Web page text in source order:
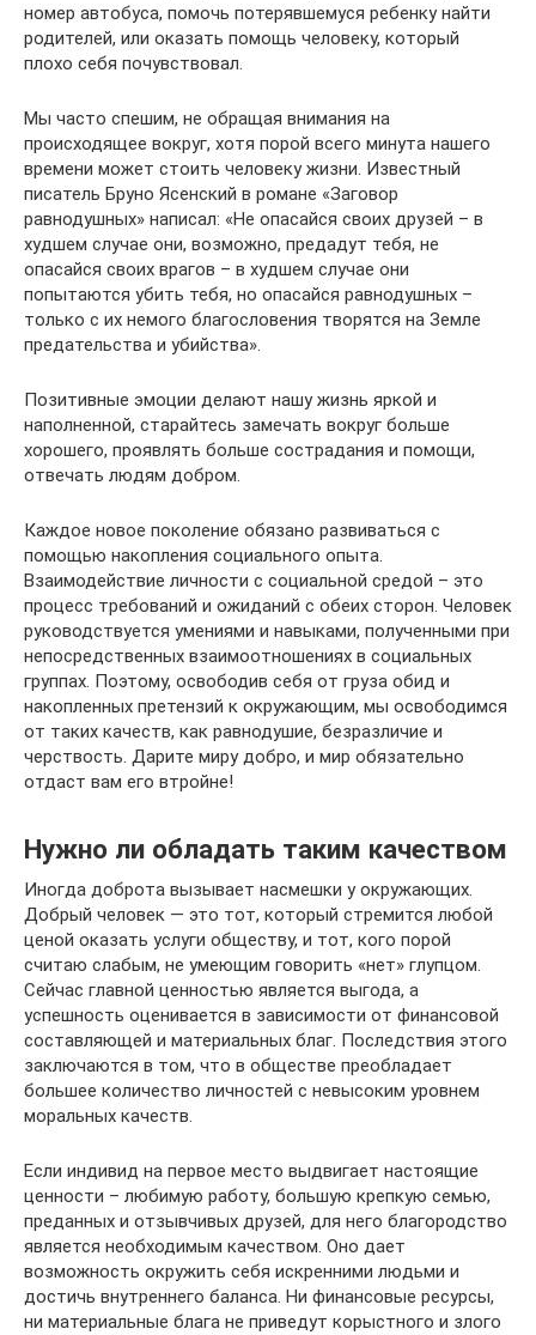
номер автобуса, помочь потерявшемуся ребенку найти
родителей, или оказать помощь человеку, который
плохо себя почувствовал.
Мы часто спешим, не обращая внимания на
происходящее вокруг, хотя порой всего минута нашего
времени может стоить человеку жизни. Известный
писатель Бруно Ясенский в романе «Заговор
равнодушных» написал: «Не опасайся своих друзей – в
худшем случае они, возможно, предадут тебя, не
опасайся своих врагов – в худшем случае они
попытаются убить тебя, но опасайся равнодушных –
только с их немого благословения творятся на Земле
предательства и убийства».
Позитивные эмоции делают нашу жизнь яркой и
наполненной, старайтесь замечать вокруг больше
хорошего, проявлять больше сострадания и помощи,
отвечать людям добром.
Каждое новое поколение обязано развиваться с
помощью накопления социального опыта.
Взаимодействие личности с социальной средой – это
процесс требований и ожиданий с обеих сторон. Человек
руководствуется умениями и навыками, полученными при
непосредственных взаимоотношениях в социальных
группах. Поэтому, освободив себя от груза обид и
накопленных претензий к окружающим, мы освободимся
от таких качеств, как равнодушие, безразличие и
черствость. Дарите миру добро, и мир обязательно
отдаст вам его втройне!
Нужно ли обладать таким качеством
Иногда доброта вызывает насмешки у окружающих.
Добрый человек — это тот, который стремится любой
ценой оказать услуги обществу, и тот, кого порой
считаю слабым, не умеющим говорить «нет» глупцом.
Сейчас главной ценностью является выгода, а
успешность оценивается в зависимости от финансовой
составляющей и материальных благ. Последствия этого
заключаются в том, что в обществе преобладает
большее количество личностей с невысоким уровнем
моральных качеств.
Если индивид на первое место выдвигает настоящие
ценности – любимую работу, большую крепкую семью,
преданных и отзывчивых друзей, для него благородство
является необходимым качеством. Оно дает
возможность окружить себя искренними людьми и
достичь внутреннего баланса. Ни финансовые ресурсы,
ни материальные блага не приведут корыстного и злого